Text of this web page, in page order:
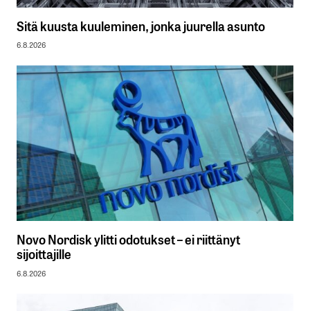
Sitä kuusta kuuleminen, jonka juurella asunto
6.8.2026
Novo Nordisk ylitti odotukset – ei riittänyt
sijoittajille
6.8.2026